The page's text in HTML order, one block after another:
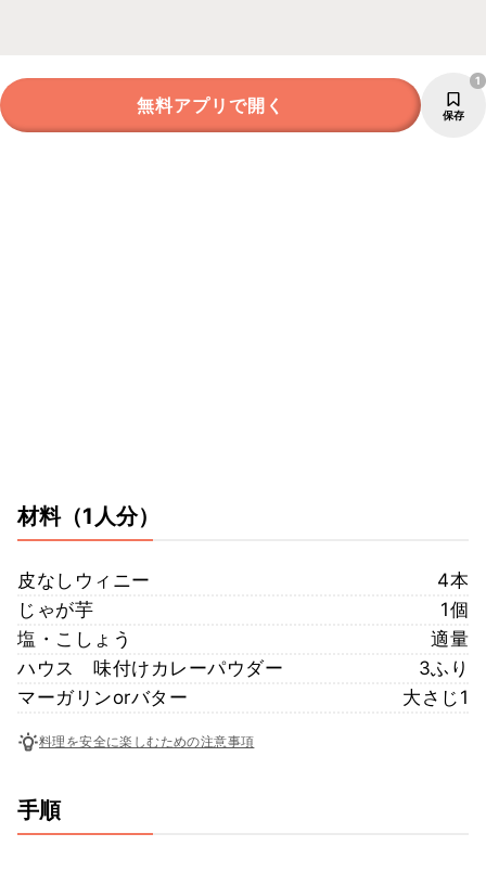
無料アプリで開く 保存
1
材料（1人分）
皮なしウィニー
4本
じゃが芋
1個
塩・こしょう
適量
ハウス 味付けカレーパウダー
3ふり
マーガリンorバター
大さじ1
料理を安全に楽しむための注意事項
手順